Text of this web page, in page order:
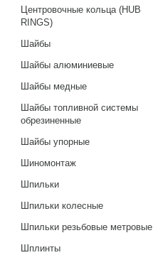
Центровочные кольца (HUB
RINGS)
Шайбы
Шайбы алюминиевые
Шайбы медные
Шайбы топливной системы
обрезиненные
Шайбы упорные
Шиномонтаж
Шпильки
Шпильки колесные
Шпильки резьбовые метровые
Шплинты